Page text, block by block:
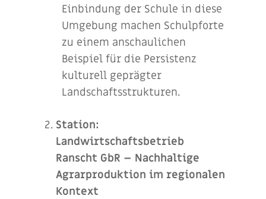
Einbindung der Schule in diese
Umgebung machen Schulpforte
zu einem anschaulichen
Beispiel für die Persistenz
kulturell geprägter
Landschaftsstrukturen.
Station:
Landwirtschaftsbetrieb
Ranscht GbR – Nachhaltige
Agrarproduktion im regionalen
Kontext